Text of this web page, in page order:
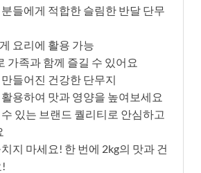
들에게 적합한 슬림한 반달 단무
요리에 활용 가능
가족과 함께 즐길 수 있어요
들어진 건강한 단무지
용하여 맛과 영양을 높여보세요
있는 브랜드 퀄리티로 안심하고
지 마세요! 한 번에 2kg의 맛과 건